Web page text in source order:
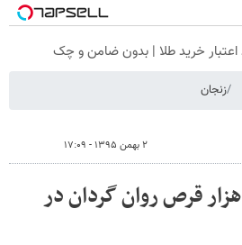
زنجان
۲ بهمن ۱۳۹۵ - ۱۷:۰۹
کشف بیش از ۸۰۵ هزار قرص روان گردان در